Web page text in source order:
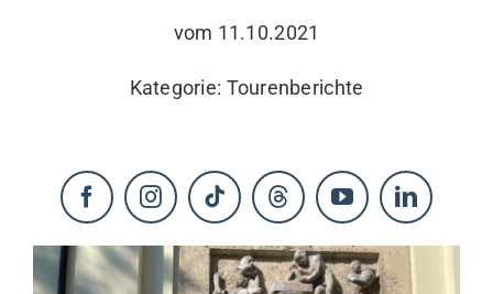
KONTAKT
vom 11.10.2021
Kategorie: Tourenberichte